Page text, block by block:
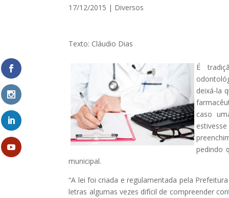
17/12/2015 | Diversos
Texto: Cláudio Dias
É
deixá-la
caso
pedindo
municipal.
“A lei foi criada e regulamentada pela
letras algumas vezes difícil de compreender